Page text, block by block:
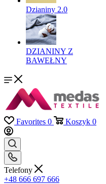
Dzianiny 2.0
DZIANINY Z
BAWEŁNY
Favorites 0 Koszyk 0
Telefony
+48 666 697 666